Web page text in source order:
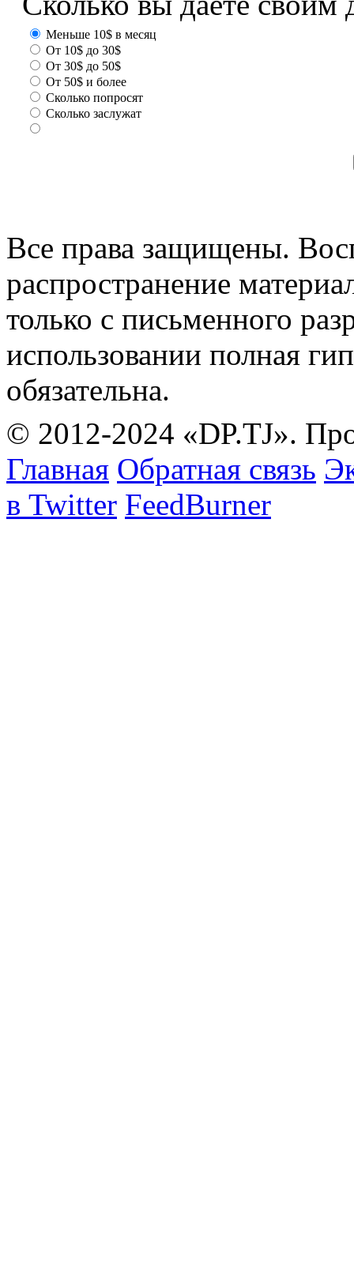
Меньше 10$ в месяц
От 10$ до 30$
От 30$ до 50$
От 50$ и более
Сколько попросят
Сколько заслужат
Все права защищены.
распространение
только с письменного
использовании полная
обязательна.
© 2012-2024 «DP.TJ».
Главная Обратная связь
в Twitter FeedBurner